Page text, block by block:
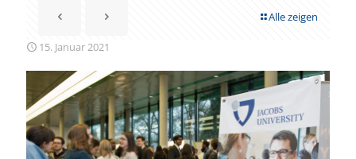
Alle zeigen
15. Januar 2021